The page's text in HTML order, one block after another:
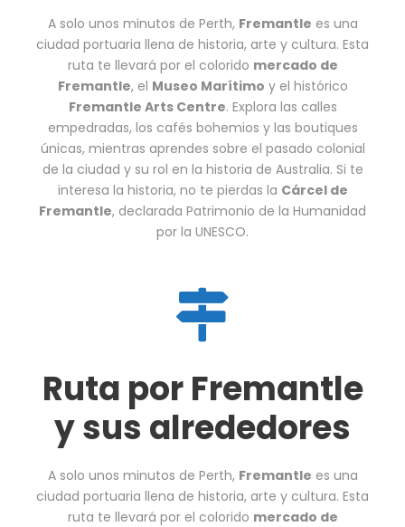
A solo unos minutos de Perth, Fremantle es una
ciudad portuaria llena de historia, arte y cultura. Esta
ruta te llevará por el colorido mercado de
Fremantle, el Museo Marítimo y el histórico
Fremantle Arts Centre. Explora las calles
empedradas, los cafés bohemios y las boutiques
únicas, mientras aprendes sobre el pasado colonial
de la ciudad y su rol en la historia de Australia. Si te
interesa la historia, no te pierdas la Cárcel de
Fremantle, declarada Patrimonio de la Humanidad
por la UNESCO.
Ruta por Fremantle
y sus alrededores
A solo unos minutos de Perth, Fremantle es una
ciudad portuaria llena de historia, arte y cultura. Esta
ruta te llevará por el colorido mercado de